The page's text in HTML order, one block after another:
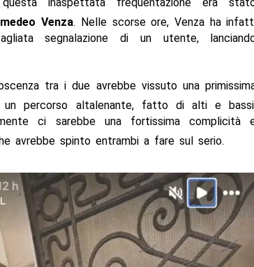
Venza. Nelle scorse ore, Venza ha
segnalazione di un utente,
tra i due avrebbe vissuto una
un percorso altalenante, fatto di alti e
ci sarebbe una fortissima complicità
avrebbe spinto entrambi a fare sul serio.